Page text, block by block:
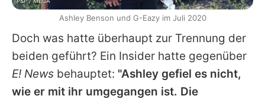
Doch was hatte überhaupt zur Trennung der
beiden geführt? Ein Insider hatte gegenüber
E! News behauptet: "Ashley gefiel es nicht,
wie er mit ihr umgegangen ist. Die
Ashley Benson und G-Eazy im Juli 2020